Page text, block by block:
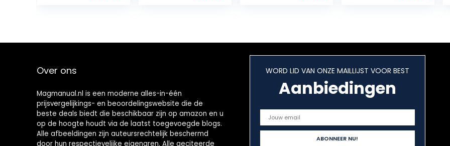
Over ons
Magmanual.nl is een moderne alles-in-één
prijsvergelijkings- en beoordelingswebsite die de
beste deals biedt die beschikbaar zijn op amazon en u
op de hoogte houdt via de laatst toegevoegde blogs.
Alle afbeeldingen zijn auteursrechtelijk beschermd
door hun respectievelijke eigenaren. Alle geciteerde
WORD LID VAN ONZE MAILLIJST VOOR BEST
Aanbiedingen